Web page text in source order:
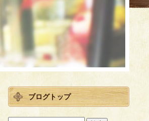
ブログトップ